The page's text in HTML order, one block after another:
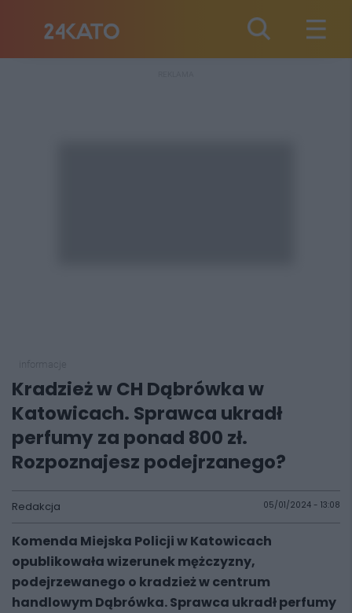
Kradzież w CH Dąbrówka w
Katowicach. Sprawca ukradł
perfumy za ponad 800 zł.
Rozpoznajesz podejrzanego?
Redakcja 05/01/2024 - 13:08
Komenda Miejska Policji w Katowicach
opublikowała wizerunek mężczyzny,
podejrzewanego o kradzież w centrum
handlowym Dąbrówka. Sprawca ukradł perfumy